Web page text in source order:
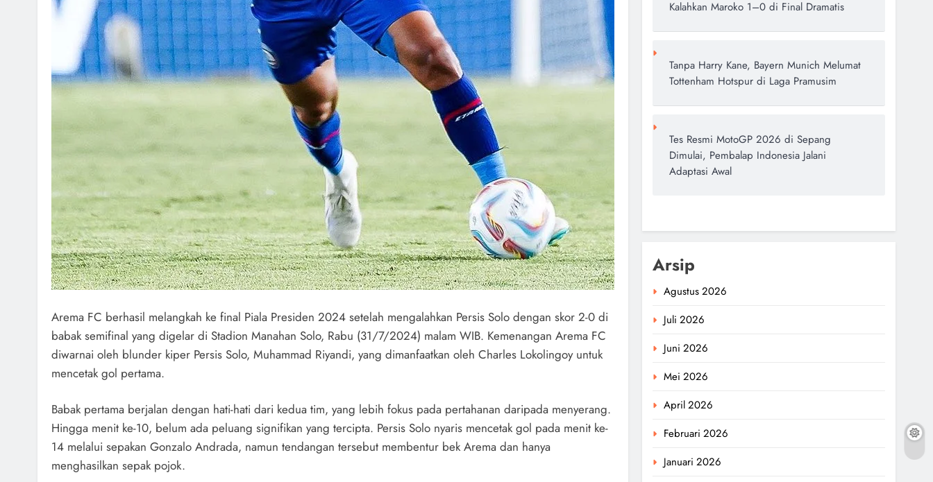
Arema FC berhasil melangkah ke final Piala Presiden 2024 setelah mengalahkan Persis Solo dengan skor 2-0 di
babak semifinal yang digelar di Stadion Manahan Solo, Rabu (31/7/2024) malam WIB. Kemenangan Arema FC
diwarnai oleh blunder kiper Persis Solo, Muhammad Riyandi, yang dimanfaatkan oleh Charles Lokolingoy untuk
mencetak gol pertama.
Babak pertama berjalan dengan hati-hati dari kedua tim, yang lebih fokus pada pertahanan daripada menyerang.
Hingga menit ke-10, belum ada peluang signifikan yang tercipta. Persis Solo nyaris mencetak gol pada menit ke-
14 melalui sepakan Gonzalo Andrada, namun tendangan tersebut membentur bek Arema dan hanya
menghasilkan sepak pojok.
Kalahkan Maroko 1–0 di Final Dramatis
Tanpa Harry Kane, Bayern Munich Melumat
Tottenham Hotspur di Laga Pramusim
Tes Resmi MotoGP 2026 di Sepang
Dimulai, Pembalap Indonesia Jalani
Adaptasi Awal
Arsip
Agustus 2026
Juli 2026
Juni 2026
Mei 2026
April 2026
Februari 2026
Januari 2026